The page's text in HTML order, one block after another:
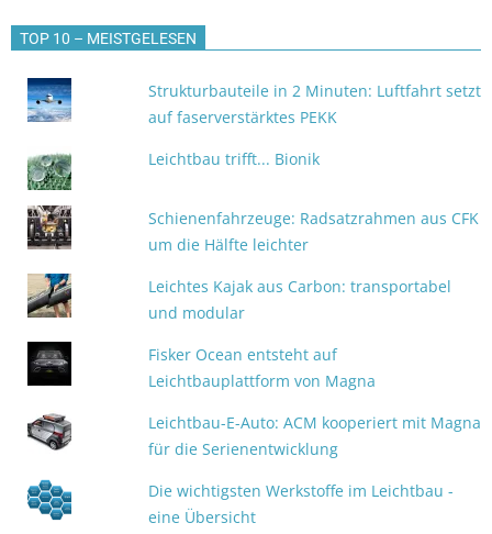
TOP 10 – MEISTGELESEN
Strukturbauteile in 2 Minuten: Luftfahrt setzt
auf faserverstärktes PEKK
Leichtbau trifft... Bionik
Schienenfahrzeuge: Radsatzrahmen aus CFK
um die Hälfte leichter
Leichtes Kajak aus Carbon: transportabel
und modular
Fisker Ocean entsteht auf
Leichtbauplattform von Magna
Leichtbau-E-Auto: ACM kooperiert mit Magna
für die Serienentwicklung
Die wichtigsten Werkstoffe im Leichtbau -
eine Übersicht